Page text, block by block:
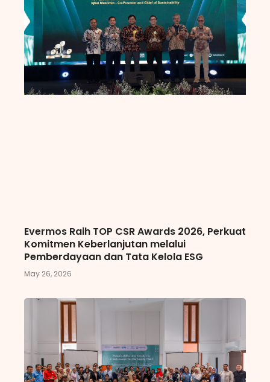
Evermos Raih TOP CSR Awards 2026, Perkuat
Komitmen Keberlanjutan melalui
Pemberdayaan dan Tata Kelola ESG
May 26, 2026